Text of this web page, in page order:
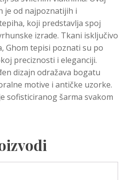
je od najpoznatijih i
koji predstavlja spoj
izrade. Tkani isključivo
Ghom tepisi poznati su po
preciznosti i eleganciji.
dizajn odražava bogatu
motive i antičke uzorke.
sofisticiranog šarma svakom